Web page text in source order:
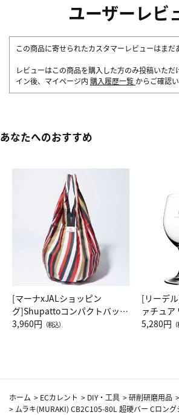
ユーザーレビ
この商品に寄せられたカスタマーレビューはまだ
レビューはこの商品を購入した方のみ投稿いただ
イン後、マイページ内 購入履歴一覧 からご確認
あなたへのおすすめ
[マーナxJALショッピン
グ]Shupattoコンパクトバッグ
Drop JAL客室乗務員（LC）ス
3,960円 （税込）
[リーデ
ァチュア
ト（レッ
5,280円
ホーム > ECカレント > DIY・工具 >研削研磨用品 >
> ムラキ(MURAKI) CB2C105-80L 超硬バー Cロング